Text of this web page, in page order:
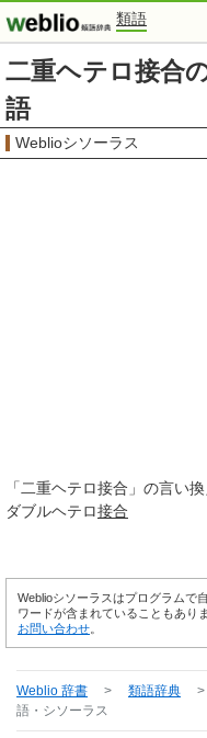
類語
二重ヘテロ接合
語
Weblioシソーラス
「 二重ヘテロ接合 」の言い
ダブルヘテロ接合
Weblioシソーラスはプログラムで
ワードが含まれていることもあり
お問い合わせ
Weblio 辞書 > 類語辞典 >
語・シソーラス